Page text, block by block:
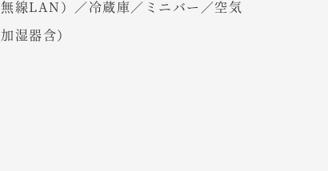
線LAN）／冷蔵庫／ミニバー／空気
湿器含）